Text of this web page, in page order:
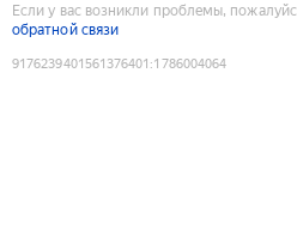
Если у вас возникли проблемы,
обратной связи
9176239401561376401 :1786004064